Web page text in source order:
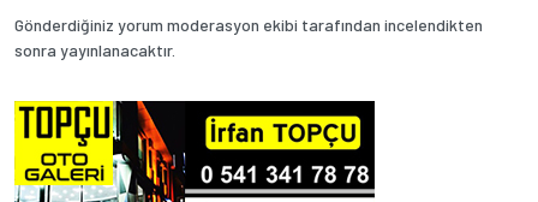
Gönderdiğiniz yorum moderasyon ekibi tarafından incelendikten
sonra yayınlanacaktır.